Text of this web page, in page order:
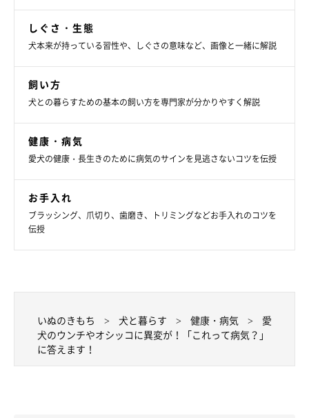
まいにちのいぬ・ねこのきもちアプリ
マーキングは男子犬によくみられますが、実は女子犬もマーキン
グのような行動をとります。初めて行く場所や慣れない場所で
は、自分が安心できるように少量のオシッコをしてニオイを付け
をさせるのはマナー違反です。愛犬のリードを短く持ち、愛犬を
コントロールしてください。
しぐさ・生態
犬本来が持っている習性や、しぐさの意味など、画像と一緒に解説
飼い方
犬との暮らすための基本の飼い方を専門家が分かりやすく解説
健康・病気
愛犬の健康・長生きのために病気のサインを見逃さないコツを伝授
お手入れ
ブラッシング、爪切り、歯磨き、トリミングなどお手入れのコツを
伝授
いぬのきもち 犬と暮らす 健康・病気
愛
犬のウンチやオシッコに異変が！「これって病気？」
に答えます！